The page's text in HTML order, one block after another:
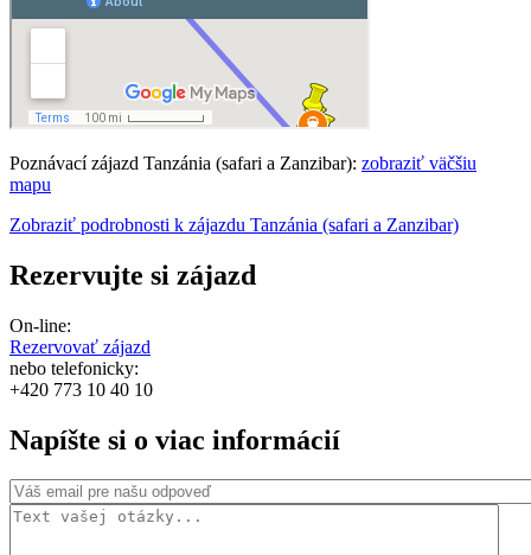
Poznávací zájazd Tanzánia (safari a Zanzibar): zobraziť väčšiu
mapu
Zobraziť podrobnosti k zájazdu Tanzánia (safari a Zanzibar)
Rezervujte si zájazd
On-line:
Rezervovať zájazd
nebo telefonicky:
+420 773 10 40 10
Napíšte si o viac informácií